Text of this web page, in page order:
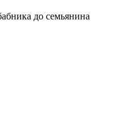
до семьянина